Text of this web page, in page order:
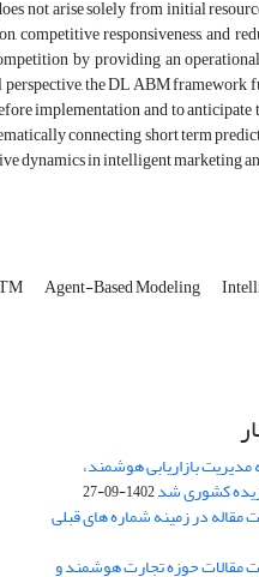
not arise solely from initial
competitive responsiveness, and
by providing an
the DL ABM framework
implementation and to
connecting short term
dynamics in intelligent marketing
Agent-Based Modeling
بازاریابی هوشمند،
کشوری شد1402-09-27
مقاله در زمینه شماره های قبلی
مقالات حوزه تجارت هوشمند و